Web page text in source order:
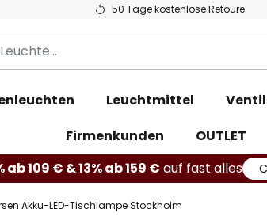
50 Tage kostenlose Retoure
Leuchtmittel
Firmenkunden
OUTLET
ab 109 € & 13% ab 159 € auf fast alles
Akku-LED-Tischlampe Stockholm